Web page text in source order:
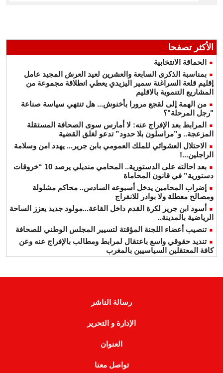
الأكثر تصفحا
الحماقة الانتخابية
بمناسبة الذكرى السابعة والعشرين لعيد العرش المجيد عامل
إقليم قلعة السراغنة سمير اليزيدي يعطي انطلاقة مجموعة من
المشاريع التنموية بالاقليم
من الهمة إلى لقجع مرورا بأخنوش... هل تنتهي سياسة صناعة
"رجل المرحلة"؟
المرابط بعد الإفراج عنه: لا أمارس سوى الصحافة المستقلة
المزعجة.. و”مراسلون بلا حدود” تدعو لغلق القضية
الاحتلال العشوائي للملك العمومي بابن جرير... يهدد امن وسلامة
الراجلين...!
بعد احالته على الدستورية.. المحامي منديلي يرصد 10 “خروقات
دستورية” في قانون المحاماة
إضراب المحامين يدخل أسبوعه السادس.. محاكم مشلولة
ومصالح معطلة ولا بوادر للانفراج
أسود ابن جرير لكرة القدم داخل القاعة...مولود جديد يعزز الساحة
الرياضية بالمدينة..
تنصيب أعضاء اللجنة المؤقتة لتسيير المجلس الوطني للصحافة
تنديد حقوقي واسع باعتقال لمرابط ومطالب بالإفراج عنه وعن
كافة المعتقلين السياسيين بالمغرب
رسالة الناشر
الإدارة و التحرير
العنوان
تواصل معنا